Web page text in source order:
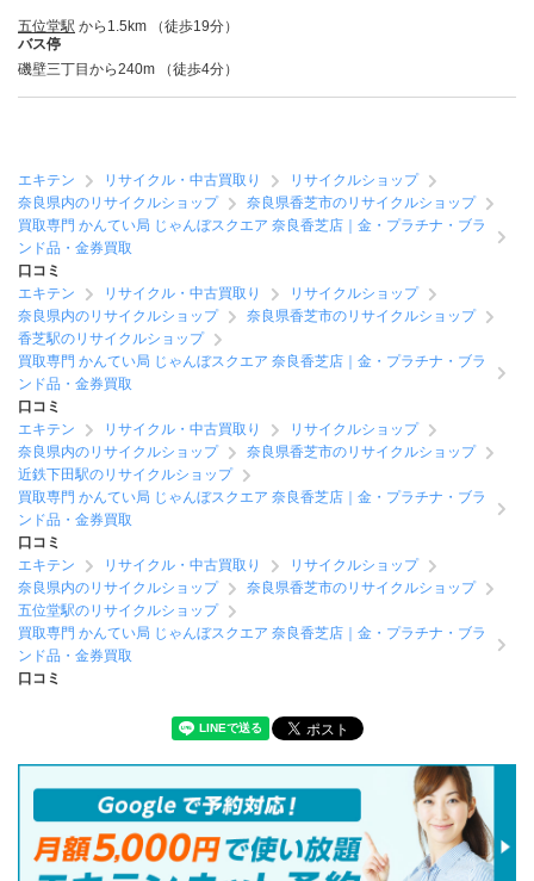
五位堂駅 から1.5km （徒歩19分）
バス停
磯壁三丁目から240m （徒歩4分）
エキテン リサイクル・中古買取り
リサイクルショップ
奈良県内のリサイクルショップ
奈良県香芝市のリサイクルショップ
買取専門 かんてい局 じゃんぼスクエア 奈良香芝店｜金・プラチナ・ブラ
ンド品・金券買取
口コミ
エキテン
リサイクル・中古買取り
リサイクルショップ
奈良県内のリサイクルショップ
奈良県香芝市のリサイクルショップ
香芝駅のリサイクルショップ
買取専門 かんてい局 じゃんぼスクエア 奈良香芝店｜金・プラチナ・ブラ
ンド品・金券買取
口コミ
エキテン
リサイクル・中古買取り
リサイクルショップ
奈良県内のリサイクルショップ
奈良県香芝市のリサイクルショップ
近鉄下田駅のリサイクルショップ
買取専門 かんてい局 じゃんぼスクエア 奈良香芝店｜金・プラチナ・ブラ
ンド品・金券買取
口コミ
エキテン
リサイクル・中古買取り
リサイクルショップ
奈良県内のリサイクルショップ
奈良県香芝市のリサイクルショップ
五位堂駅のリサイクルショップ
買取専門 かんてい局 じゃんぼスクエア 奈良香芝店｜金・プラチナ・ブラ
ンド品・金券買取
口コミ